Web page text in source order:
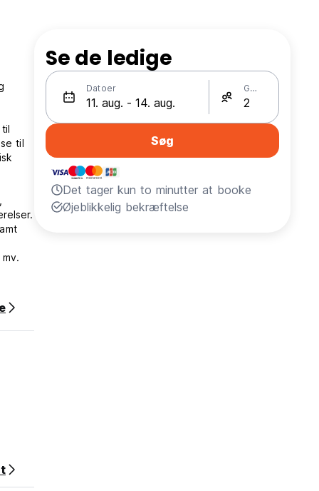
til
Se de ledige
Datoer Gæster
Søg
Det tager kun to minutter at booke
Øjeblikkelig bekræftelse